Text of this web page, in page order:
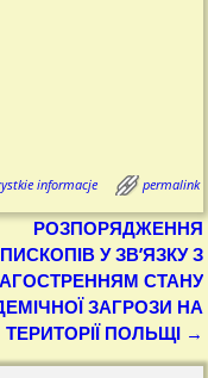
informacje permalink
РОЗПОРЯДЖЕННЯ
У ЗВ’ЯЗКУ З
СТАНУ
ЗАГРОЗИ НА
ТЕРИТОРІЇ ПОЛЬЩІ →